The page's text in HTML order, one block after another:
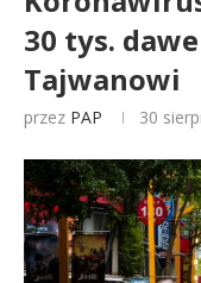
30 tys.
Tajwanowi
przez PAP 30